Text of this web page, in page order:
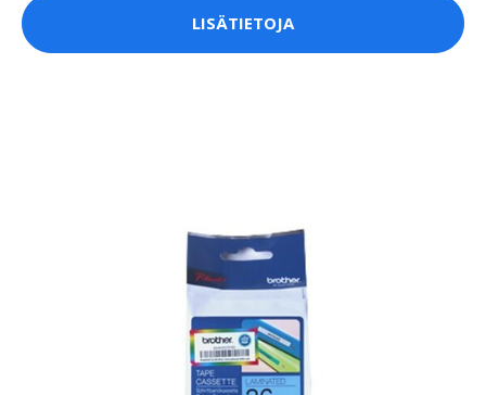
LISÄTIETOJA